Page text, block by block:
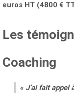
euros HT (4800 €
Les
Coaching
« J’ai fait appel